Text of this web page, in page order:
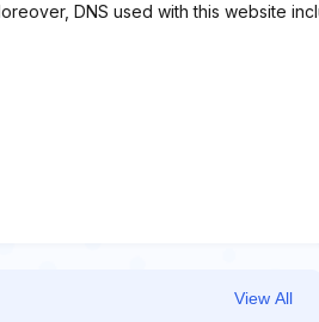
DNS used with this website
View All